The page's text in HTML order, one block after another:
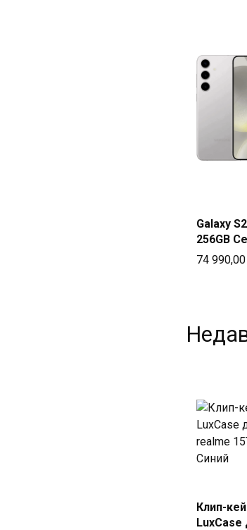
Galaxy
256GB
74 990,00
в
Клип-
LuxCase